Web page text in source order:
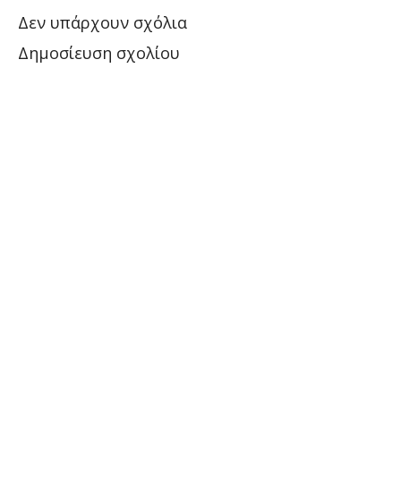
Δεν υπάρχουν σχόλια
Δημοσίευση σχολίου